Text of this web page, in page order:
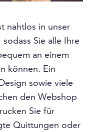
nahtlos in unser
Sie alle Ihre
an einem
können. Ein
sowie viele
den Webshop
Sie für
Quittungen oder